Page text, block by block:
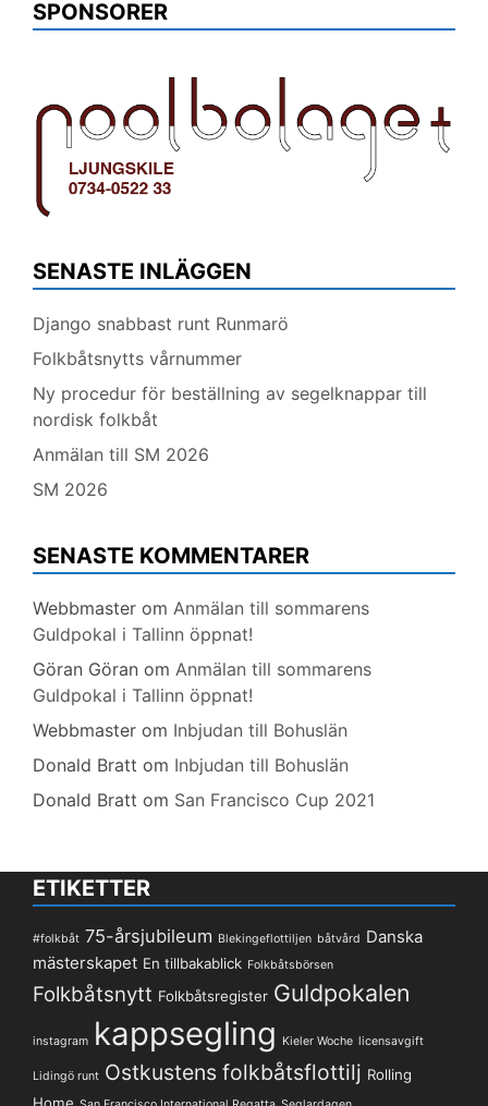
SPONSORER
SENASTE INLÄGGEN
Django snabbast runt Runmarö
Folkbåtsnytts vårnummer
Ny procedur för beställning av segelknappar till
nordisk folkbåt
Anmälan till SM 2026
SM 2026
SENASTE KOMMENTARER
Webbmaster om Anmälan till sommarens
Guldpokal i Tallinn öppnat!
Göran Göran om Anmälan till sommarens
Guldpokal i Tallinn öppnat!
Webbmaster om Inbjudan till Bohuslän
Donald Bratt om Inbjudan till Bohuslän
Donald Bratt om San Francisco Cup 2021
ETIKETTER
#folkbåt 75-årsjubileum Blekingeflottiljen båtvård Danska
mästerskapet En tillbakablick Folkbåtsbörsen
Folkbåtsnytt Folkbåtsregister Guldpokalen
instagram kappsegling Kieler Woche licensavgift
Lidingö runt Ostkustens folkbåtsflottilj Rolling